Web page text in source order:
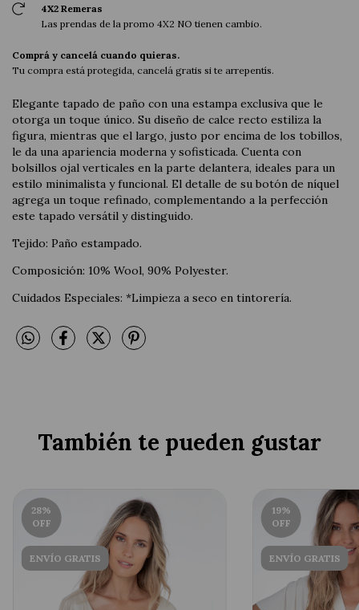
4X2 Remeras
Las prendas de la promo 4X2 NO tienen cambio.
Comprá y cancelá cuando quieras.
Tu compra está protegida, cancelá gratis si te arrepentís.
Elegante tapado de paño con una estampa exclusiva que le
otorga un toque único. Su diseño de calce recto estiliza la
figura, mientras que el largo, justo por encima de los tobillos,
le da una apariencia moderna y sofisticada. Cuenta con
bolsillos ojal verticales en la parte delantera, ideales para un
estilo minimalista y funcional. El detalle de su botón de níquel
agrega un toque refinado, complementando a la perfección
este tapado versátil y distinguido.
Tejido: Paño estampado.
Composición: 10% Wool, 90% Polyester.
Cuidados Especiales: *Limpieza a seco en tintorería.
También te pueden gustar
28%
OFF
ENVÍO GRATIS
19%
OFF
ENVÍO GRATIS